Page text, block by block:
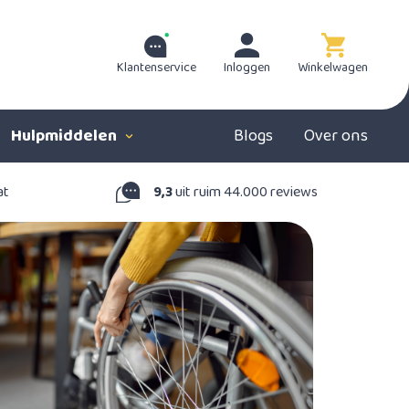
Klantenservice Inloggen Winkelwagen
Hulpmiddelen Blogs Over ons
9,3uit ruim 44.000 reviews